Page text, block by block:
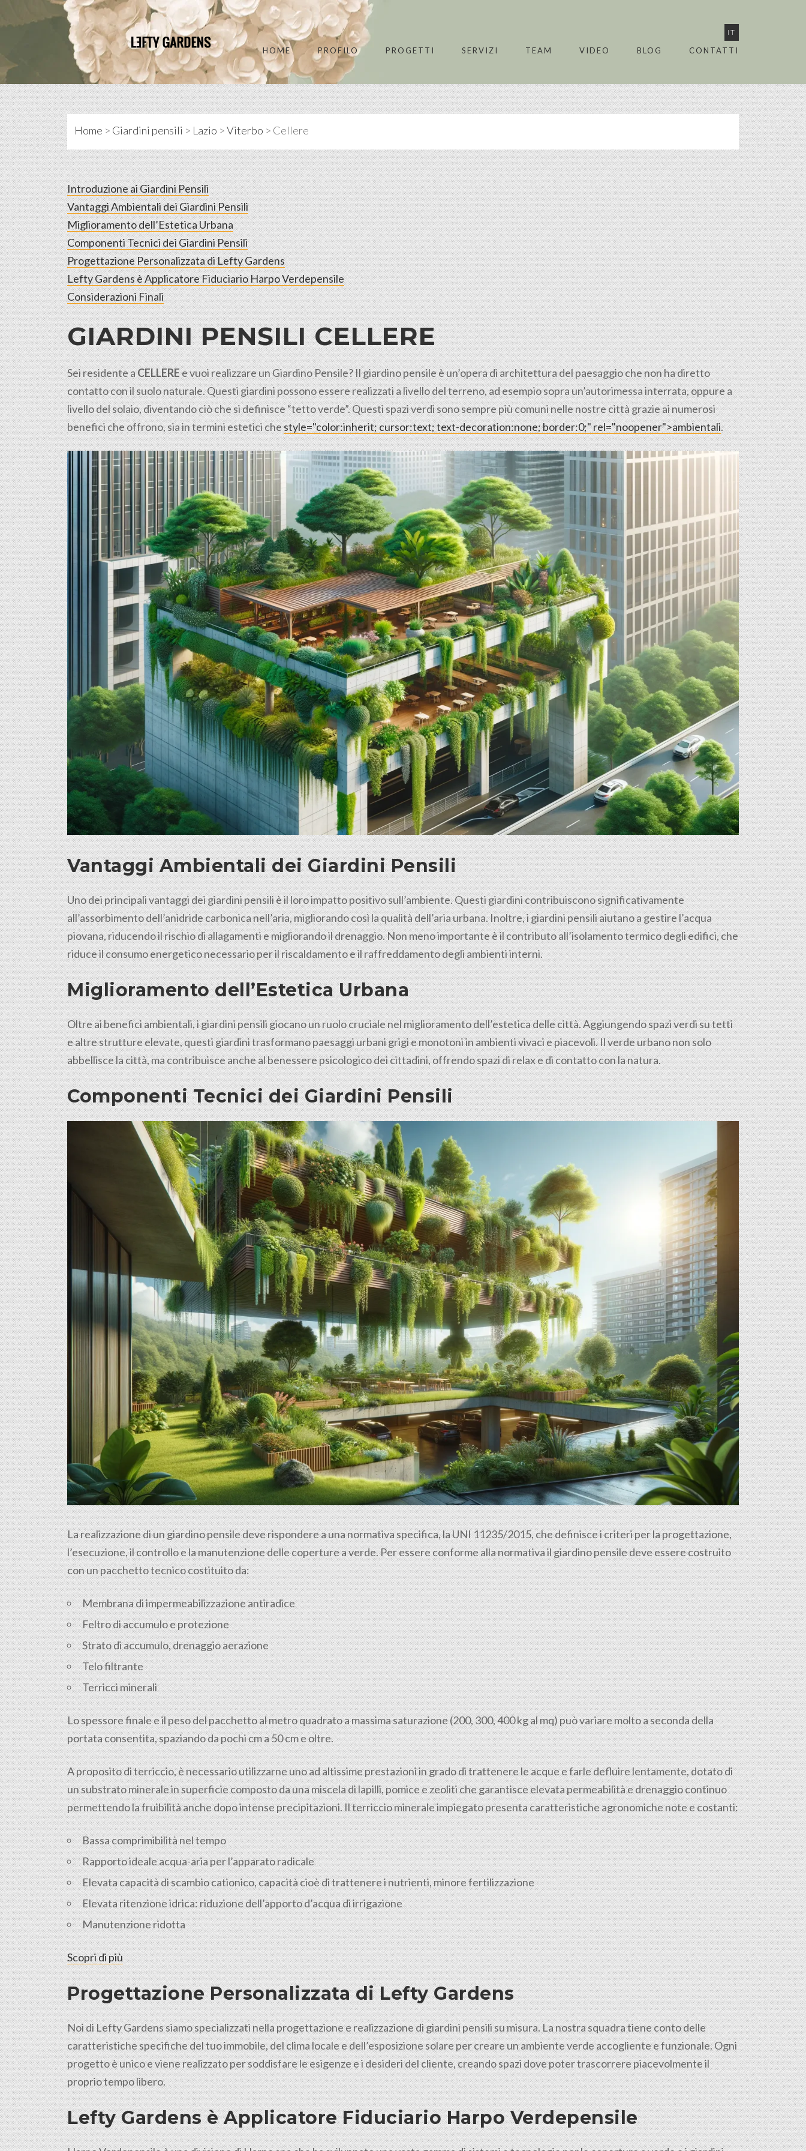
to
IT
HOME PROFILO PROGETTI SERVIZI TEAM VIDEO BLOG CONTATTI
Home > Giardini pensili > Lazio >Viterbo > Cellere
Introduzione ai Giardini Pensili
Vantaggi Ambientali dei Giardini Pensili
Miglioramento dell’Estetica Urbana
Componenti Tecnici dei Giardini Pensili
Progettazione Personalizzata di Lefty Gardens
Lefty Gardens è Applicatore Fiduciario Harpo Verdepensile
Considerazioni Finali
GIARDINI PENSILICELLERE
Sei residente aCELLEREe vuoi realizzare un Giardino Pensile? Il giardino pensile è un’opera di architettura del paesaggio che non ha diretto
contatto con il suolonaturale. Questi giardini possono essere realizzati a livello del terreno, ad esempio sopra un’autorimessa interrata, oppure a
livello del solaio, diventando ciò che si definisce “tetto verde”. Questi spazi verdi sono sempre più comuni nelle nostre città grazie ai numerosi
benefici che offrono, sia in termini estetici chestyle="color:inherit; cursor:text; text-decoration:none; border:0;" rel="noopener">ambientali.
Vantaggi Ambientali dei Giardini Pensili
Uno dei principali vantaggi dei giardini pensili è il loro impatto positivo sull’ambiente. Questi giardini contribuiscono significativamente
all’assorbimento dell’anidride carbonica nell’aria, migliorando così la qualità dell’aria urbana. Inoltre, i giardini pensili aiutano a gestire l’acqua
piovana, riducendo il rischio di allagamenti e migliorando il drenaggio. Non meno importante è il contributo all’isolamento termico degli edifici, che
riduce il consumo energetico necessario per il riscaldamento e il raffreddamento degli ambienti interni.
Miglioramento dell’Estetica Urbana
Oltre ai benefici ambientali, i giardini pensili giocano un ruolo cruciale nel miglioramento dell’estetica delle città. Aggiungendo spazi verdi su tetti
e altre strutture elevate, questi giardini trasformano paesaggi urbani grigi e monotoni in ambienti vivaci e piacevoli. Il verde urbano non solo
abbellisce la città, ma contribuisce anche al benessere psicologico deicittadini, offrendo spazi di relax e di contatto con la natura.
Componenti Tecnici dei Giardini Pensili
La realizzazione di un giardino pensile deve rispondere a una normativa specifica, la UNI 11235/2015, che definisce i criteri per la progettazione,
l’esecuzione, il controllo e la manutenzione delle coperture a verde. Per essere conforme alla normativa il giardino pensile deve essere costruito
con un pacchetto tecnico costituito da:
Membrana di impermeabilizzazione antiradice
Feltro di accumulo e protezione
Strato di accumulo, drenaggio aerazione
Telo filtrante
Terricci minerali
Lo spessore finale e il peso del pacchetto al metro quadrato a massima saturazione (200, 300, 400 kg al mq) può variare molto a seconda della
portata consentita, spaziando da pochi cm a 50 cm e oltre.
A proposito di terriccio, è necessario utilizzarne uno ad altissime prestazioni in grado di trattenere le acque e farle defluire lentamente, dotato di
un substrato minerale in superficie composto da una miscela di lapilli, pomice e zeoliti che garantisce elevata permeabilità e drenaggio continuo
permettendo la fruibilità anche dopo intense precipitazioni. Il terriccio minerale impiegato presenta caratteristiche agronomiche note e costanti:
Bassa comprimibilità nel tempo
Rapporto ideale acqua-aria per l’apparato radicale
Elevata capacità di scambio cationico, capacità cioè di trattenere i nutrienti, minore fertilizzazione
Elevata ritenzione idrica: riduzione dell’apporto d’acqua di irrigazione
Manutenzione ridotta
Scopri di più
Progettazione Personalizzata di Lefty Gardens
Noi di Lefty Gardens siamo specializzati nella progettazione e realizzazione di giardini pensili su misura. La nostra squadra tiene conto delle
caratteristiche specifiche del tuo immobile, del clima locale e dell’esposizione solare per creare un ambiente verde accogliente e funzionale. Ogni
progetto è unico e viene realizzato per soddisfare le esigenze e i desideri del cliente, creando spazi dove poter trascorrere piacevolmente il
proprio tempo libero.
Lefty Gardens è Applicatore Fiduciario Harpo Verdepensile